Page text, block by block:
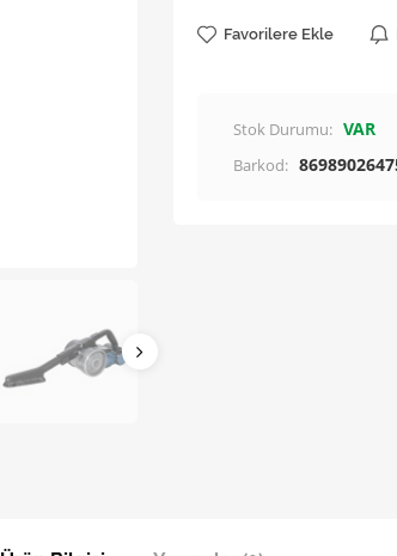
Favorilere Ekle
Stok Durumu: VAR
Barkod: